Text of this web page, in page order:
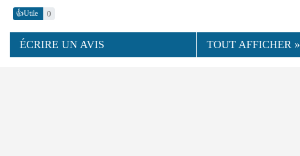
👍Utile 0
ÉCRIRE UN AVIS TOUT AFFICHER »